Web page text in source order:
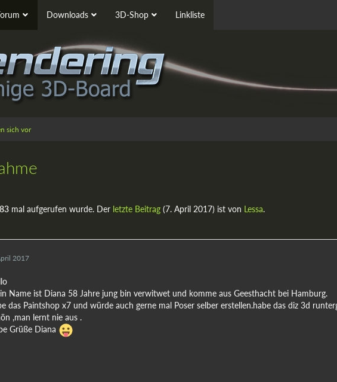
Downloads 3D-Shop Linkliste
sich vor
mal aufgerufen wurde. Der letzte Beitrag (7. April 2017) ist von Lessa.
2017
Name ist Diana 58 Jahre jung bin verwitwet und komme aus Geesthacht bei Hamburg.
das Paintshop x7 und würde auch gerne mal Poser selber erstellen.habe das diz 3d
,man lernt nie aus .
Grüße Diana